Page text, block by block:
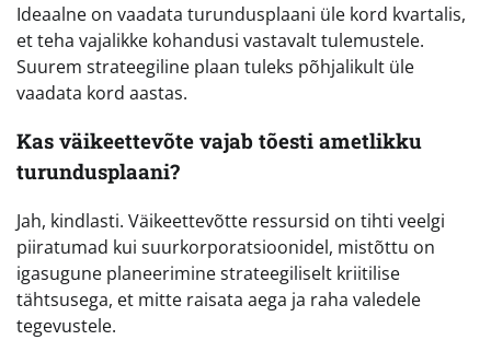
Ideaalne on vaadata turundusplaani üle kord kvartalis,
et teha vajalikke kohandusi vastavalt tulemustele.
Suurem strateegiline plaan tuleks põhjalikult üle
vaadata kord aastas.
Kas väikeettevõte vajab tõesti ametlikku
turundusplaani?
Jah, kindlasti. Väikeettevõtte ressursid on tihti veelgi
piiratumad kui suurkorporatsioonidel, mistõttu on
igasugune planeerimine strateegiliselt kriitilise
tähtsusega, et mitte raisata aega ja raha valedele
tegevustele.